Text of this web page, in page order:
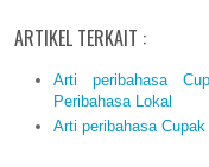
ARTIKEL TERKAIT :
Arti peribahasa
Peribahasa Lokal
Arti peribahasa